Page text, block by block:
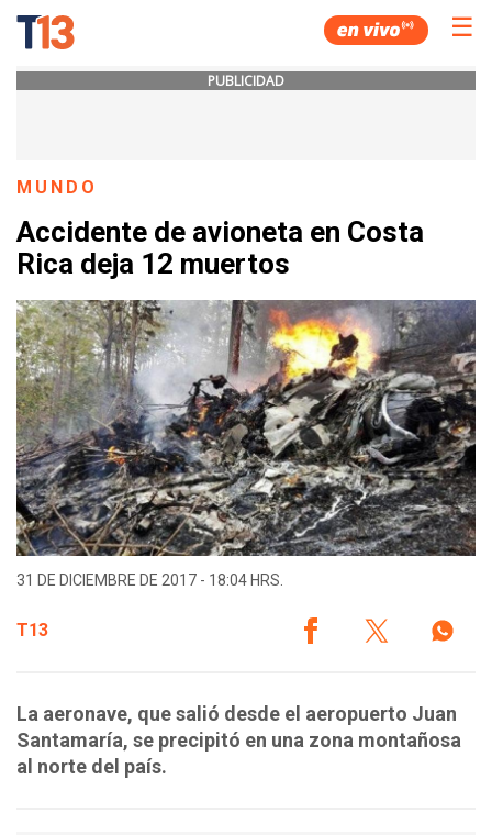
☰
PUBLICIDAD
MUNDO
Accidente de avioneta en Costa
Rica deja 12 muertos
31 DE DICIEMBRE DE 2017 - 18:04 HRS.
T13
La aeronave, que salió desde el aeropuerto Juan
Santamaría, se precipitó en una zona montañosa
al norte del país.